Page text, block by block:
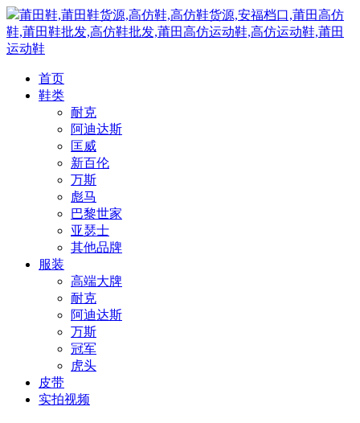
莆田鞋,莆田鞋货源,高仿鞋,高仿鞋货源,安福档口,莆田高仿
鞋,莆田鞋批发,高仿鞋批发,莆田高仿运动鞋,高仿运动鞋,莆田
运动鞋
首页
鞋类
耐克
阿迪达斯
匡威
新百伦
万斯
彪马
巴黎世家
亚瑟士
其他品牌
服装
高端大牌
耐克
阿迪达斯
万斯
冠军
虎头
皮带
实拍视频